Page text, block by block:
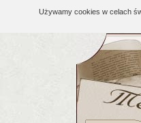
Używamy cookies w celach